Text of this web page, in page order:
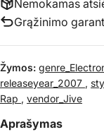
Nemokamas
Grąžinimo
Žymos:
releaseyear_2007 ,
Rap , vendor_Jive
Aprašymas